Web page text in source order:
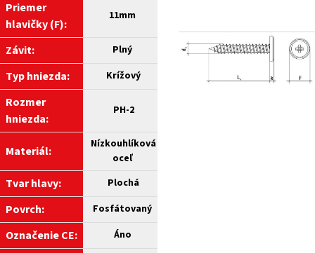
Priemer
hlavičky (F):
11mm
Závit: Plný
Typ hniezda: Krížový
Rozmer
hniezda:
PH-2
Materiál:
Nízkouhlíková
oceľ
Tvar hlavy: Plochá
Povrch: Fosfátovaný
Označenie CE: Áno